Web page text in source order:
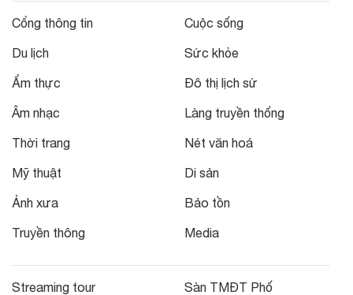
Cổng thông tin
Du lịch
Ẩm thực
Âm nhạc
Thời trang
Mỹ thuật
Ảnh xưa
Truyền thông
Cuộc sống
Sức khỏe
Đô thị lịch sử
Làng truyền thống
Nét văn hoá
Di sản
Bảo tồn
Media
Streaming tour Sàn TMĐT Phố